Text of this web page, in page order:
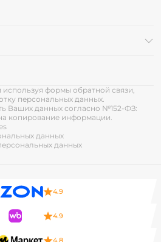
используя формы обратной связи,
персональных данных.
Ваших данных согласно №152-ФЗ:
копирование информации.
данных
данных
4.9
4.9
4.8